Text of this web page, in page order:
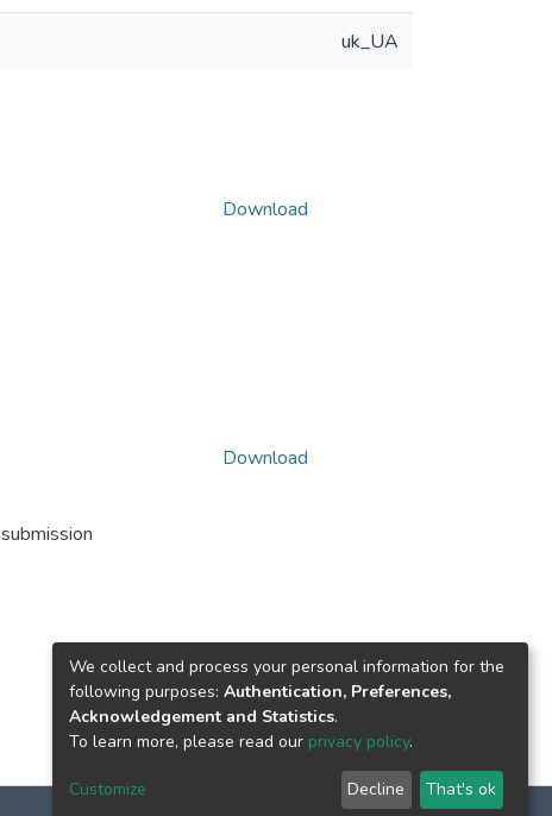
uk_UA
Download
Download
We collect and process your personal information for the
following purposes: Authentication, Preferences,
Acknowledgement and Statistics.
To learn more, please read our privacy policy.
Customize Decline That's ok